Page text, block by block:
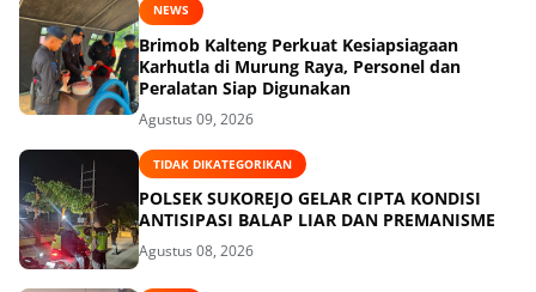
NEWS
Brimob Kalteng Perkuat Kesiapsiagaan
Karhutla di Murung Raya, Personel dan
Peralatan Siap Digunakan
Agustus 09, 2026
TIDAK DIKATEGORIKAN
POLSEK SUKOREJO GELAR CIPTA KONDISI
ANTISIPASI BALAP LIAR DAN PREMANISME
Agustus 08, 2026